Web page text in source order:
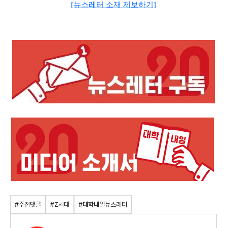
[뉴스레터 소재 제보하기]
#주접댓글 #Z세대 #대학내일뉴스레터